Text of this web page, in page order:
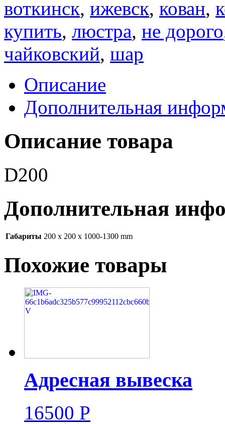
воткинск, ижевск, кован,
купить, люстра, не дорого
чайковский, шар
Описание
Дополнительная
Описание товара
D200
Дополнительная
Габариты 200 x 200 x 1000-1300 mm
Похожие товары
Адресная вывеска
16500 Р